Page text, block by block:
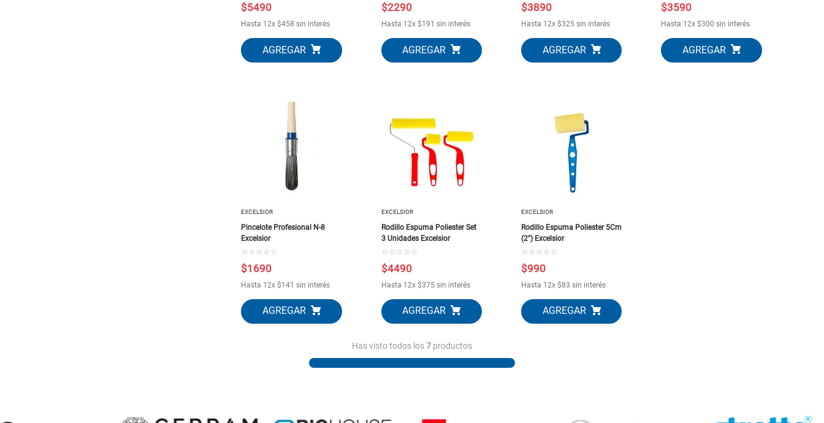
$5490
Hasta 12x$458 sin interés
$2290
Hasta 12x $191 sin interés
$3890
Hasta 12x $325 sin interés
$3590
Hasta 12x$300 sin interés
EXCELSIOR
Pincelote Profesional N-8
Excelsior
☆ ☆ ☆ ☆ ☆
$1690
Hasta 12x$141 sin interés
EXCELSIOR
Rodillo Espuma Poliester Set
3 Unidades Excelsior
☆ ☆ ☆ ☆ ☆
$4490
Hasta 12x $375sin interés
EXCELSIOR
Rodillo Espuma Poliester 5Cm
(2") Excelsior
☆ ☆ ☆ ☆ ☆
$990
Hasta 12x $83 sin interés
Has visto todos los7 productos